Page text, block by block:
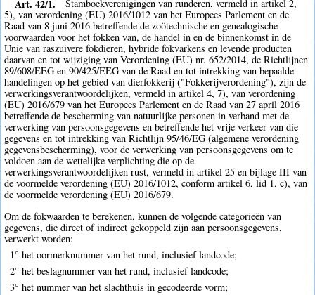
Art. 42/1.
Stamboekverenigingen van runderen, vermeld in artikel 2,
5), van verordening (EU) 2016/1012 van het Europees Parlement en de
Raad van 8 juni 2016 betreffende de zoötechnische en genealogische
voorwaarden voor het fokken van, de handel in en de binnenkomst in de
Unie van raszuivere fokdieren, hybride fokvarkens en levende producten
daarvan en tot wijziging van Verordening (EU) nr. 652/2014, de Richtlijnen
89/608/EEG en 90/425/EEG van de Raad en tot intrekking van bepaalde
handelingen op het gebied van dierfokkerij ("Fokkerijverordening"), zijn de
verwerkingsverantwoordelijken, vermeld in artikel 4, 7), van verordening
(EU) 2016/679 van het Europees Parlement en de Raad van 27 april 2016
betreffende de bescherming van natuurlijke personen in verband met de
verwerking van persoonsgegevens en betreffende het vrije verkeer van die
gegevens en tot intrekking van Richtlijn 95/46/EG (algemene verordening
gegevensbescherming), voor de verwerking van persoonsgegevens om te
voldoen aan de wettelijke verplichting die op de
verwerkingsverantwoordelijken rust, vermeld in artikel 25 en bijlage III van
de voormelde verordening (EU) 2016/1012, conform artikel 6, lid 1, c), van
de voormelde verordening (EU) 2016/679.
Om de fokwaarden te berekenen, kunnen de volgende categorieën van
gegevens, die direct of indirect gekoppeld zijn aan persoonsgegevens,
verwerkt worden:
1° het oormerknummer van het rund, inclusief landcode;
2° het beslagnummer van het rund, inclusief landcode;
3° het nummer van het slachthuis in gecodeerde vorm;